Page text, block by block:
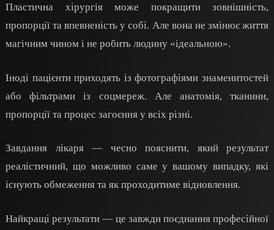
Пластична хірургія може покращити зовнішність,
пропорції та впевненість у собі. Але вона не змінює життя
магічним чином і не робить людину «ідеальною».
Іноді пацієнти приходять із фотографіями знаменитостей
або фільтрами із соцмереж. Але анатомія, тканини,
пропорції та процес загоєння у всіх різні.
Завдання лікаря — чесно пояснити, який результат
реалістичний, що можливо саме у вашому випадку, які
існують обмеження та як проходитиме відновлення.
Найкращі результати — це завжди поєднання професійної